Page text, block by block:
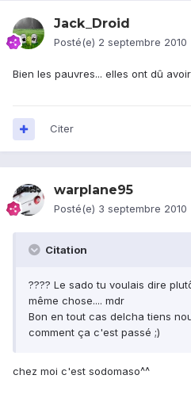
Jack_Droid
Posté(e) 2 septembre 2010
Bien les pauvres... elles ont dû
Citer
warplane95
Posté(e) 3 septembre 2010
Citation
???? Le sado tu voulais dire
même chose.... mdr
Bon en tout cas delcha tiens
comment ça c'est passé ;)
chez moi c'est sodomaso^^